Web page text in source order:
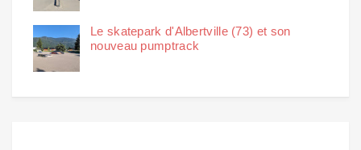
Le skatepark d'Albertville (73) et son
nouveau pumptrack